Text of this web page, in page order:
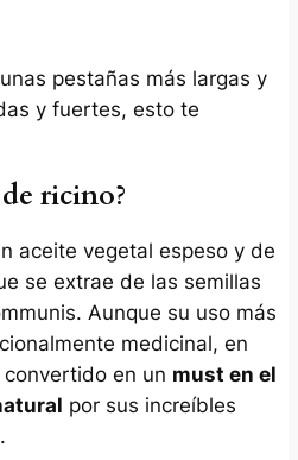
pestañas más largas y
y fuertes, esto te
ricino?
aceite vegetal espeso y de
se extrae de las semillas
. Aunque su uso más
medicinal, en
en un must en el
por sus increíbles